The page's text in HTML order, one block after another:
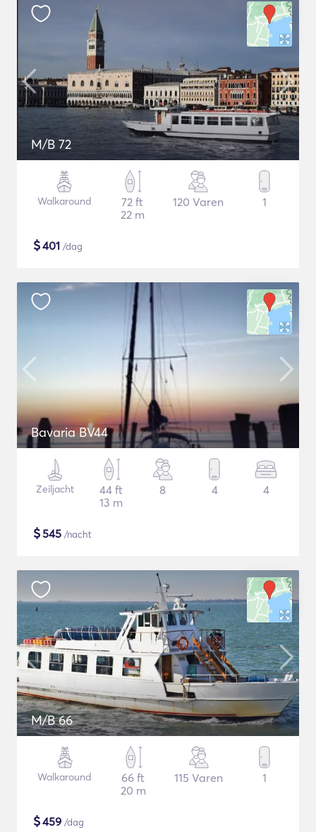
M/B 72
Walkaround
72 ft
22 m
120 Varen 1
$401 /dag
Bavaria BV44
Zeiljacht
44 ft
13 m
8 4 4
$545 /nacht
M/B 66
Walkaround
66 ft
20 m
115 Varen 1
$459 /dag